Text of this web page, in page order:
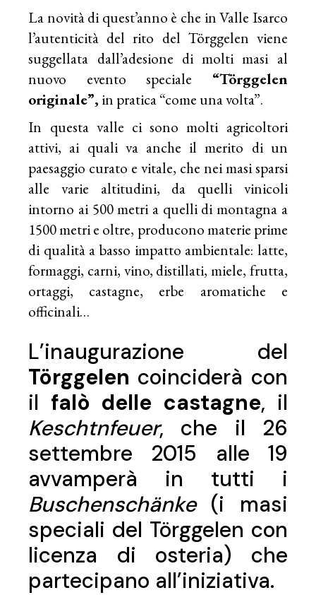
La novità di quest’anno è che in Valle Isarco
l’autenticità del rito del Törggelen viene
suggellata dall’adesione di molti masi al
nuovo evento speciale “Törggelen
originale”, in pratica “come una volta”.
In questa valle ci sono molti agricoltori
attivi, ai quali va anche il merito di un
paesaggio curato e vitale, che nei masi sparsi
alle varie altitudini, da quelli vinicoli
intorno ai 500 metri a quelli di montagna a
1500 metri e oltre, producono materie prime
di qualità a basso impatto ambientale: latte,
formaggi, carni, vino, distillati, miele, frutta,
ortaggi, castagne, erbe aromatiche e
officinali…
L’inaugurazione del
Törggelen coinciderà con
il falò delle castagne, il
Keschtnfeuer, che il 26
settembre 2015 alle 19
avvamperà in tutti i
Buschenschänke(i masi
speciali del Törggelen con
licenza di osteria) che
partecipano all’iniziativa.